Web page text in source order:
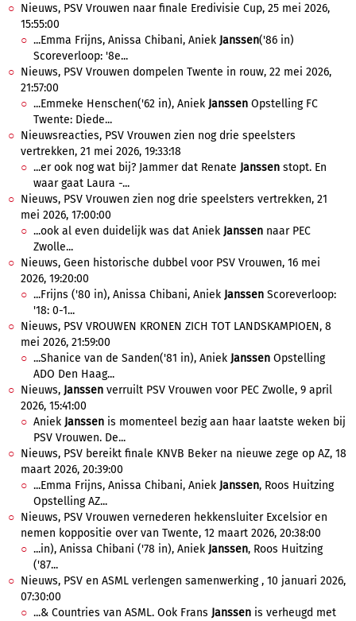
Nieuws, PSV Vrouwen naar finale Eredivisie Cup, 25 mei 2026,
15:55:00
...Emma Frijns, Anissa Chibani, Aniek Janssen('86 in)
Scoreverloop: '8e...
Nieuws, PSV Vrouwen dompelen Twente in rouw, 22 mei 2026,
21:57:00
...Emmeke Henschen('62 in), Aniek Janssen Opstelling FC
Twente: Diede...
Nieuwsreacties, PSV Vrouwen zien nog drie speelsters
vertrekken, 21 mei 2026, 19:33:18
...er ook nog wat bij? Jammer dat Renate Janssen stopt. En
waar gaat Laura -...
Nieuws, PSV Vrouwen zien nog drie speelsters vertrekken, 21
mei 2026, 17:00:00
...ook al even duidelijk was dat Aniek Janssen naar PEC
Zwolle...
Nieuws, Geen historische dubbel voor PSV Vrouwen, 16 mei
2026, 19:20:00
...Frijns ('80 in), Anissa Chibani, Aniek Janssen Scoreverloop:
'18: 0-1...
Nieuws, PSV VROUWEN KRONEN ZICH TOT LANDSKAMPIOEN, 8
mei 2026, 21:59:00
...Shanice van de Sanden('81 in), Aniek Janssen Opstelling
ADO Den Haag...
Nieuws, Janssen verruilt PSV Vrouwen voor PEC Zwolle, 9 april
2026, 15:41:00
Aniek Janssen is momenteel bezig aan haar laatste weken bij
PSV Vrouwen. De...
Nieuws, PSV bereikt finale KNVB Beker na nieuwe zege op AZ, 18
maart 2026, 20:39:00
...Emma Frijns, Anissa Chibani, Aniek Janssen, Roos Huitzing
Opstelling AZ...
Nieuws, PSV Vrouwen vernederen hekkensluiter Excelsior en
nemen koppositie over van Twente, 12 maart 2026, 20:38:00
...in), Anissa Chibani ('78 in), Aniek Janssen, Roos Huitzing
('87...
Nieuws, PSV en ASML verlengen samenwerking , 10 januari 2026,
07:30:00
...& Countries van ASML. Ook Frans Janssen is verheugd met